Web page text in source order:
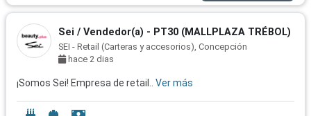
Sei / Vendedor(a) - PT30 (MALLPLAZA TRÉBOL)
SEI - Retail (Carteras y accesorios), Concepción
hace 2 dias
¡Somos Sei! Empresa de retail.. Ver más